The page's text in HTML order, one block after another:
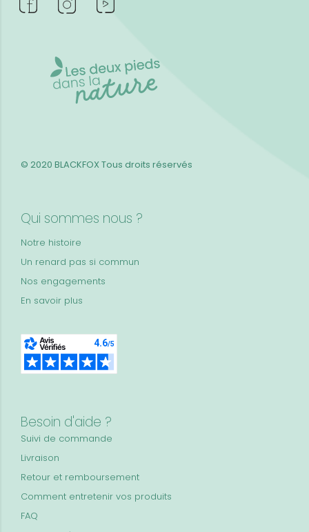
Qui sommes nous ?
Notre histoire
Un renard pas si commun
Nos engagements
En savoir plus
Besoin d'aide ?
Suivi de commande
Livraison
Retour et remboursement
Comment entretenir vos produits
FAQ
© 2020 BLACKFOXTous droits réservés